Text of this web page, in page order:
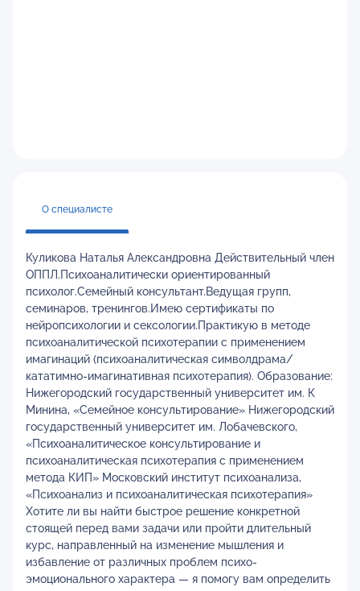
О специалисте
Куликова Наталья Александровна Действительный член
ОППЛ.Психоаналитически ориентированный
психолог.Семейный консультант.Ведущая групп,
семинаров, тренингов.Имею сертификаты по
нейропсихологии и сексологии.Практикую в методе
психоаналитической психотерапии с применением
имагинаций (психоаналитическая символдрама/
кататимно-имагинативная психотерапия). Образование:
Нижегородский государственный университет им. К
Минина, «Семейное консультирование» Нижегородский
государственный университет им. Лобачевского,
«Психоаналитическое консультирование и
психоаналитическая психотерапия с применением
метода КИП» Московский институт психоанализа,
«Психоанализ и психоаналитическая психотерапия»
Хотите ли вы найти быстрое решение конкретной
стоящей перед вами задачи или пройти длительный
курс, направленный на изменение мышления и
избавление от различных проблем психо-
эмоционального характера — я помогу вам определить